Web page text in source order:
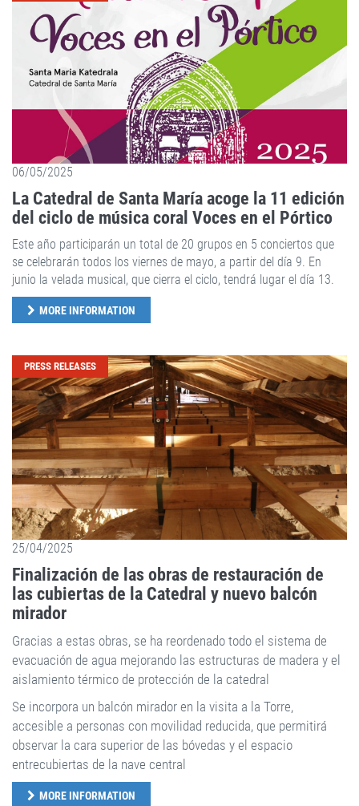
06/05/2025
La Catedral de Santa María acoge la 11 edición
del ciclo de música coral Voces en el Pórtico
Este año participarán un total de 20 grupos en 5 conciertos que
se celebrarán todos los viernes de mayo, a partir del día 9. En
junio la velada musical, que cierra el ciclo, tendrá lugar el día 13.
MORE INFORMATION
PRESS RELEASES
25/04/2025
Finalización de las obras de restauración de
las cubiertas de la Catedral y nuevo balcón
mirador
Gracias a estas obras, se ha reordenado todo el sistema de
evacuación de agua mejorando las estructuras de madera y el
aislamiento térmico de protección de la catedral
Se incorpora un balcón mirador en la visita a la Torre,
accesible a personas con movilidad reducida, que permitirá
observar la cara superior de las bóvedas y el espacio
entrecubiertas de la nave central
MORE INFORMATION